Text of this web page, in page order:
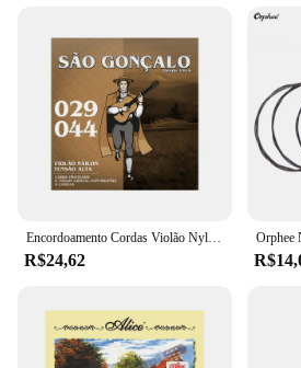
R$24,62